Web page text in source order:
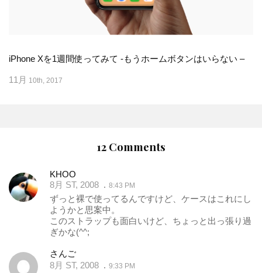
iPhone Xを1週間使ってみて -もうホームボタンはいらない –
11月 10th, 2017
12 Comments
KHOO
8月 ST, 2008
8:43 PM
ずっと裸で使ってるんですけど、ケースはこれにし
ようかと思案中。
このストラップも面白いけど、ちょっと出っ張り過
ぎかな(^^;
さんご
8月 ST, 2008
9:33 PM